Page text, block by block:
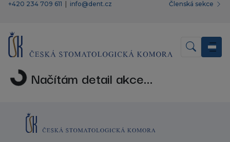
+420 234 709 611 info@dent.cz Členská sekce
Načítám detail akce...